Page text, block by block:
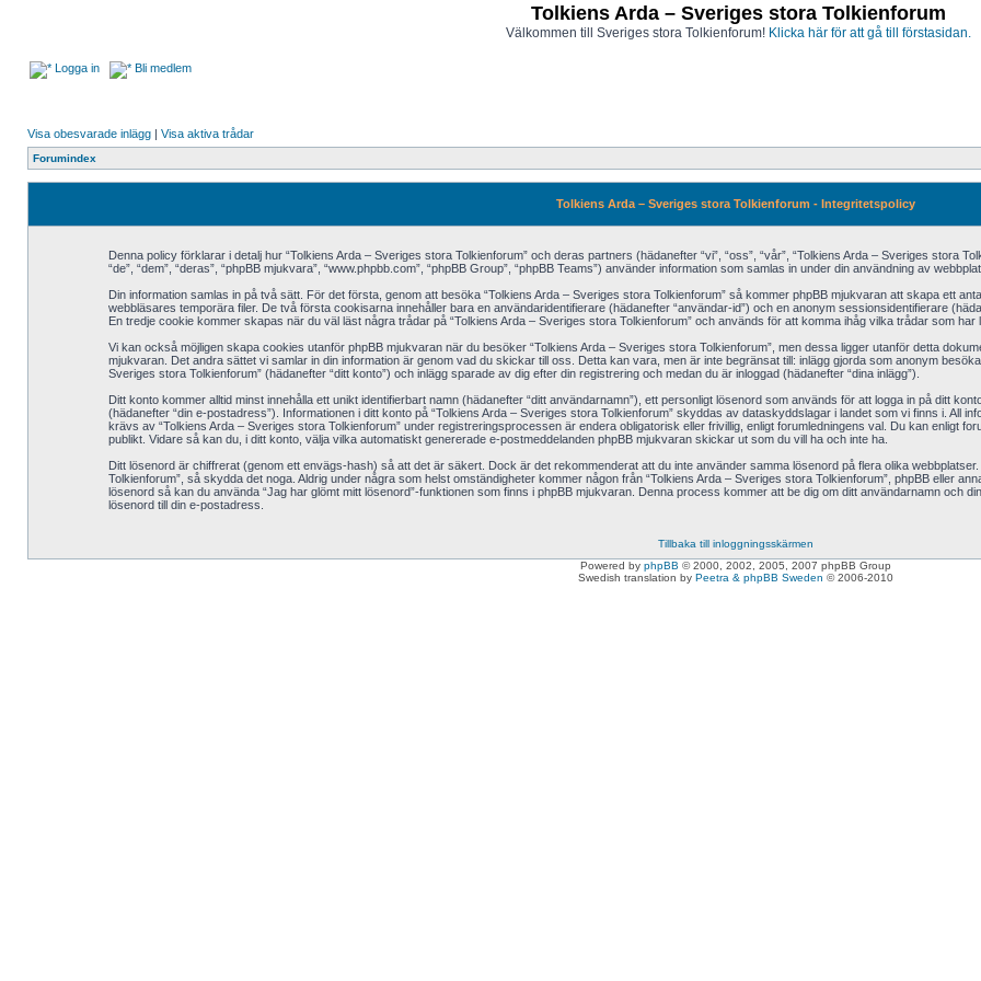
Tolkiens Arda – Sveriges stora Tolkienforum
Välkommen till Sveriges stora Tolkienforum! Klicka här för att gå till förstasidan.
Logga in Bli medlem
Visa obesvarade inlägg | Visa aktiva trådar
Forumindex
Tolkiens Arda – Sveriges stora Tolkienforum - Integritetspolicy
Denna policy förklarar i detalj hur “Tolkiens Arda – Sveriges stora Tolkienforum” och deras partners (hädanefter “vi”, “oss”, “vår”, “Tolkiens Arda – Sveriges stora
“de”, “dem”, “deras”, “phpBB mjukvara”, “www.phpbb.com”, “phpBB Group”, “phpBB Teams”) använder information som samlas in under din användning av
Din information samlas in på två sätt. För det första, genom att besöka “Tolkiens Arda – Sveriges stora Tolkienforum” så kommer phpBB mjukvaran att skapa ett
webbläsares temporära filer. De två första cookisarna innehåller bara en användaridentifierare (hädanefter “användar-id”) och en anonym sessionsidentifierare
En tredje cookie kommer skapas när du väl läst några trådar på “Tolkiens Arda – Sveriges stora Tolkienforum” och används för att komma ihåg vilka trådar som
Vi kan också möjligen skapa cookies utanför phpBB mjukvaran när du besöker “Tolkiens Arda – Sveriges stora Tolkienforum”, men dessa ligger utanför detta
mjukvaran. Det andra sättet vi samlar in din information är genom vad du skickar till oss. Detta kan vara, men är inte begränsat till: inlägg gjorda som anonym
Sveriges stora Tolkienforum” (hädanefter “ditt konto”) och inlägg sparade av dig efter din registrering och medan du är inloggad (hädanefter “dina inlägg”).
Ditt konto kommer alltid minst innehålla ett unikt identifierbart namn (hädanefter “ditt användarnamn”), ett personligt lösenord som används för att logga in på ditt
(hädanefter “din e-postadress”). Informationen i ditt konto på “Tolkiens Arda – Sveriges stora Tolkienforum” skyddas av dataskyddslagar i landet som vi finns i. All
krävs av “Tolkiens Arda – Sveriges stora Tolkienforum” under registreringsprocessen är endera obligatorisk eller frivillig, enligt forumledningens val. Du kan enligt
publikt. Vidare så kan du, i ditt konto, välja vilka automatiskt genererade e-postmeddelanden phpBB mjukvaran skickar ut som du vill ha och inte ha.
Ditt lösenord är chiffrerat (genom ett envägs-hash) så att det är säkert. Dock är det rekommenderat att du inte använder samma lösenord på flera olika
Tolkienforum”, så skydda det noga. Aldrig under några som helst omständigheter kommer någon från “Tolkiens Arda – Sveriges stora Tolkienforum”, phpBB eller
lösenord så kan du använda “Jag har glömt mitt lösenord”-funktionen som finns i phpBB mjukvaran. Denna process kommer att be dig om ditt användarnamn och
lösenord till din e-postadress.
Tillbaka till inloggningsskärmen
Powered by phpBB © 2000, 2002, 2005, 2007 phpBB Group
Swedish translation by Peetra & phpBB Sweden © 2006-2010